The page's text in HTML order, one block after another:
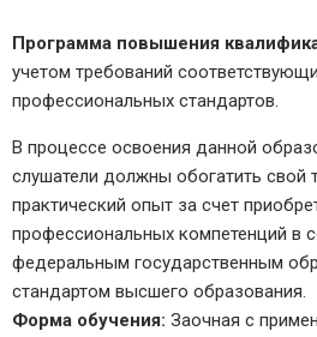
Программа повышения
учетом требований
профессиональных стандартов.
В процессе освоения данной
слушатели должны обогатить свой
практический опыт за счет
профессиональных компетенций в
федеральным государственным
стандартом высшего образования.
Форма обучения: Заочная с